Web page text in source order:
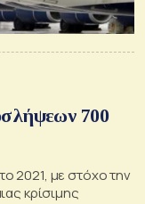
700
2021, με στόχο την
κρίσιμης